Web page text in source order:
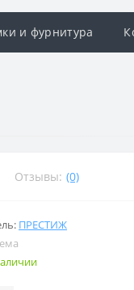
и фурнитура
Отзывы: (0)
ПРЕСТИЖ